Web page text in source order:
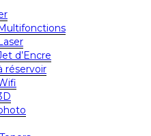
d’Encre
réservoir